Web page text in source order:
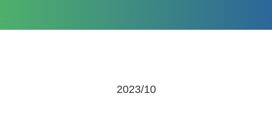
2023/10